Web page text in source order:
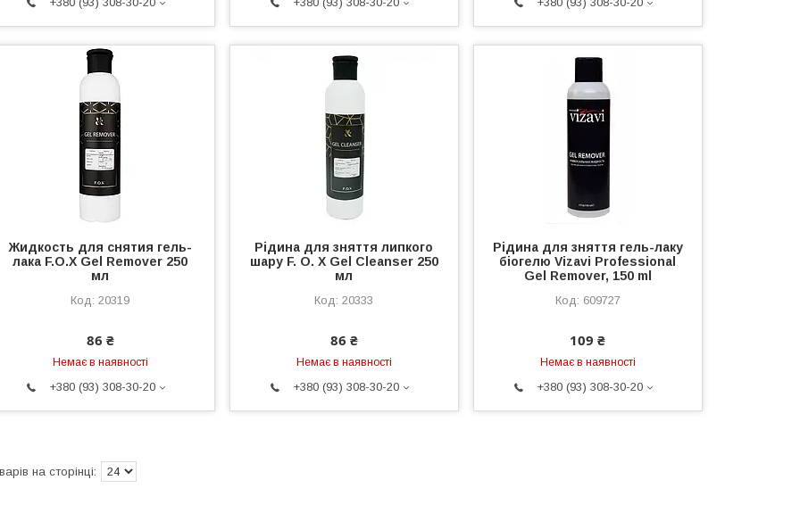
Жидкость для снятия гель-
лака F.O.X Gel Remover 250
мл
20319
86 ₴
Немає в наявності
+380 (93) 308-30-20
Рідина для зняття липкого
шару F. O. X Gel Cleanser 250
мл
20333
86 ₴
Немає в наявності
+380 (93) 308-30-20
Рідина для зняття гель-лаку
біогелю Vizavi Professional
Gel Remover, 150 ml
609727
109 ₴
Немає в наявності
+380 (93) 308-30-20